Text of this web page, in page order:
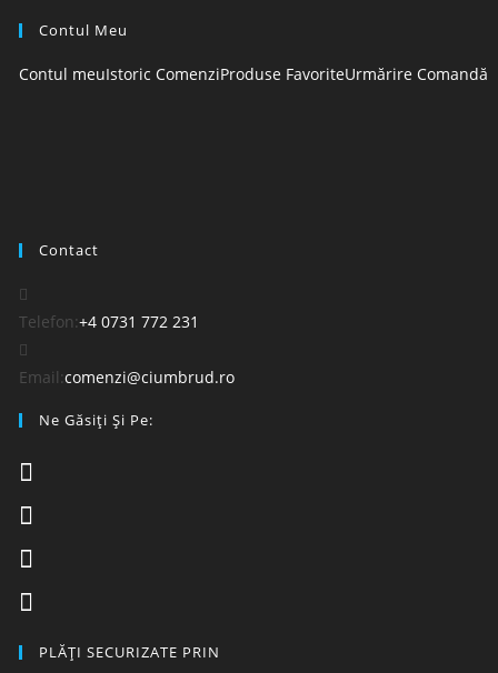
Contul Meu
Contul meuIstoric ComenziProduse FavoriteUrmărire Comandă
Contact
Telefon:+4 0731 772 231
Email:comenzi@ciumbrud.ro
Ne Găsiți Și Pe:
PLĂȚI SECURIZATE PRIN